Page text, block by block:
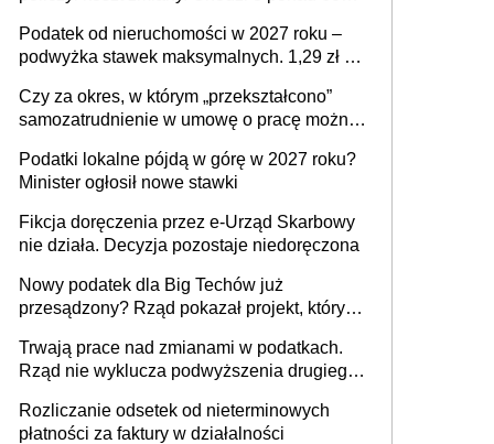
Podatek od nieruchomości w 2027 roku –
podwyżka stawek maksymalnych. 1,29 zł za
budynków i lokali związanych z
prowadzeniem działalności gospodarczej
Czy za okres, w którym „przekształcono”
samozatrudnienie w umowę o pracę można
umowy cywilnoprawnej jedynym
racjonalnym wyjściem
Podatki lokalne pójdą w górę w 2027 roku?
Minister ogłosił nowe stawki
Fikcja doręczenia przez e-Urząd Skarbowy
nie działa. Decyzja pozostaje niedoręczona
Nowy podatek dla Big Techów już
przesądzony? Rząd pokazał projekt, który
Trwają prace nad zmianami w podatkach.
Rząd nie wyklucza podwyższenia drugiego
Rozliczanie odsetek od nieterminowych
płatności za faktury w działalności